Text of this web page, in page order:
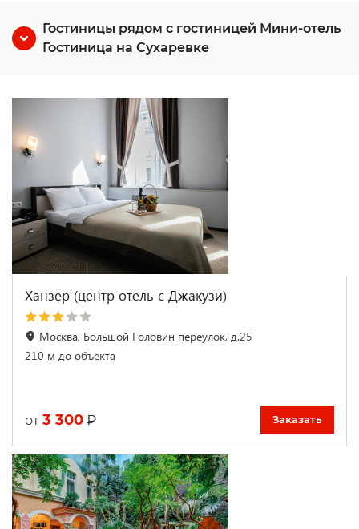
Гостиницы рядом с гостиницей Мини-отель
Гостиница на Сухаревке
Ханзер (центр отель с Джакузи)
Москва, Большой Головин переулок, д.25
210 м до объекта
от 3 300 ₽ Заказать